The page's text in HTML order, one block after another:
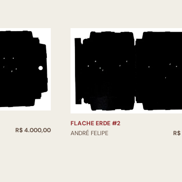
R$ 4.000,00
FLACHE ERDE #2
ANDRÉ FELIPE